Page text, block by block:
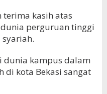
terima kasih atas
perguruan tinggi
dunia kampus dalam
di kota Bekasi sangat